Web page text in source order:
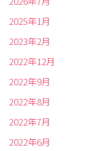
2025年1月
2023年2月
2022年12月
2022年9月
2022年8月
2022年7月
2022年6月